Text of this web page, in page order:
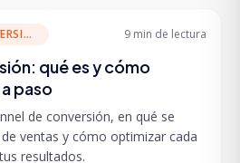
OPTIMIZACION-CONVERSION 9 min de lectura
qué es y cómo
paso
de conversión, en qué se
ventas y cómo optimizar cada
resultados.